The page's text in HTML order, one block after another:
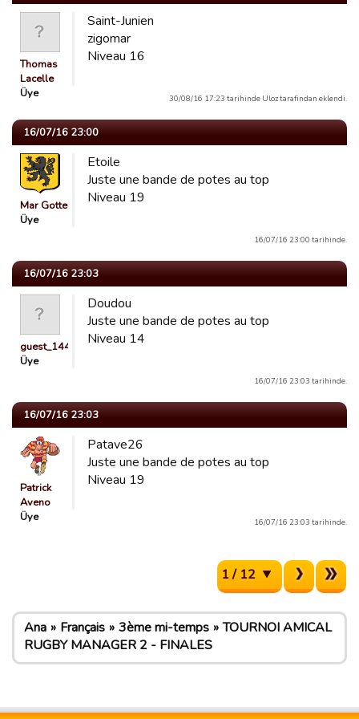
Thomas
Lacelle
Üye
Saint-Junien
zigomar
Niveau 16
30/08/16 17:23 tarihinde Uloz tarafindan eklendi.
16/07/16 23:00
Mar Gotte
Üye
Etoile
Juste une bande de potes au top
Niveau 19
16/07/16 23:00 tarihinde.
16/07/16 23:03
guest_1449909902292
Üye
Doudou
Juste une bande de potes au top
Niveau 14
16/07/16 23:03 tarihinde.
16/07/16 23:03
Patrick
Aveno
Üye
Patave26
Juste une bande de potes au top
Niveau 19
16/07/16 23:03 tarihinde.
1 / 12
Ana Français 3ème mi-temps
TOURNOI AMICAL
RUGBY MANAGER 2 - FINALES